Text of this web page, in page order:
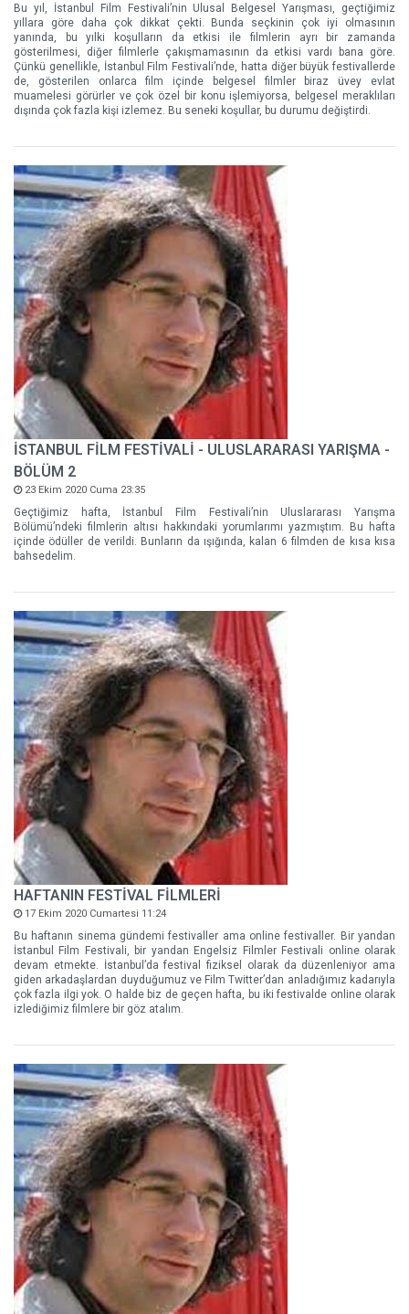
Bu yıl, İstanbul Film Festivali’nin Ulusal Belgesel Yarışması, geçtiğimiz
yıllara göre daha çok dikkat çekti. Bunda seçkinin çok iyi olmasının
yanında, bu yılki koşulların da etkisi ile filmlerin ayrı bir zamanda
gösterilmesi, diğer filmlerle çakışmamasının da etkisi vardı bana göre.
Çünkü genellikle, İstanbul Film Festivali’nde, hatta diğer büyük festivallerde
de, gösterilen onlarca film içinde belgesel filmler biraz üvey evlat
muamelesi görürler ve çok özel bir konu işlemiyorsa, belgesel meraklıları
dışında çok fazla kişi izlemez. Bu seneki koşullar, bu durumu değiştirdi.
İSTANBUL FİLM FESTİVALİ - ULUSLARARASI YARIŞMA -
BÖLÜM 2
23 Ekim 2020 Cuma 23:35
Geçtiğimiz hafta, İstanbul Film Festivali’nin Uluslararası Yarışma
Bölümü’ndeki filmlerin altısı hakkındaki yorumlarımı yazmıştım. Bu hafta
içinde ödüller de verildi. Bunların da ışığında, kalan 6 filmden de kısa kısa
bahsedelim.
HAFTANIN FESTİVAL FİLMLERİ
17 Ekim 2020 Cumartesi 11:24
Bu haftanın sinema gündemi festivaller ama online festivaller. Bir yandan
İstanbul Film Festivali, bir yandan Engelsiz Filmler Festivali online olarak
devam etmekte. İstanbul’da festival fiziksel olarak da düzenleniyor ama
giden arkadaşlardan duyduğumuz ve Film Twitter’dan anladığımız kadarıyla
çok fazla ilgi yok. O halde biz de geçen hafta, bu iki festivalde online olarak
izlediğimiz filmlere bir göz atalım.